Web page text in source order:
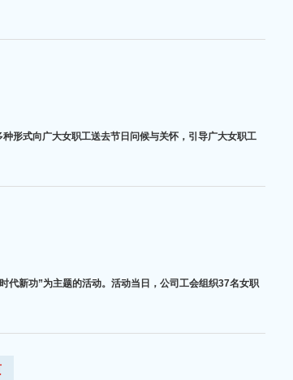
形式向广大女职工送去节日问候与关怀，引导广大女职工
代新功”为主题的活动。活动当日，公司工会组织37名女职